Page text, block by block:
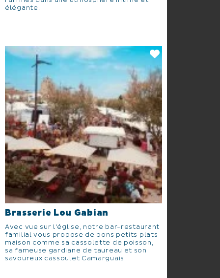
élégante.
Brasserie Lou Gabian
Avec vue sur l'église, notre bar-restaurant
familial vous propose de bons petits plats
maison comme sa cassolette de poisson,
sa fameuse gardiane de taureau et son
savoureux cassoulet Camarguais.